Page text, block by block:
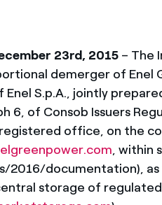
23rd, 2015– The
demerger of Enel
Enel S.p.A., jointly
6, of Consob Issuers
registered office, on the
, within
2016/documentation),
storage of